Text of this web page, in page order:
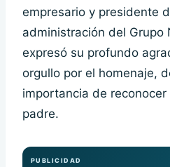
empresario y presidente
administración del Grupo
expresó su profundo
orgullo por el homenaje,
importancia de
padre.
PUBLICIDAD